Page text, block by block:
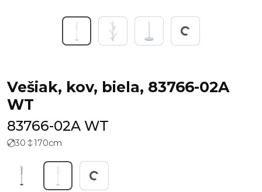
Working...
Vešiak, kov, biela, 83766-02A
WT
83766-02A WT
30 170cm
Working...